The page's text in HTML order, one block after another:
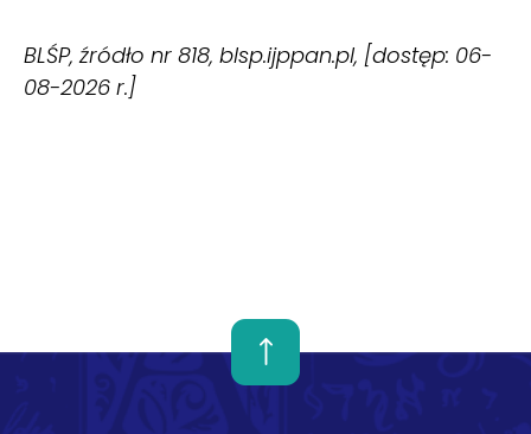
BLŚP, źródło nr 818, blsp.ijppan.pl, [dostęp: 06-
08-2026 r.]